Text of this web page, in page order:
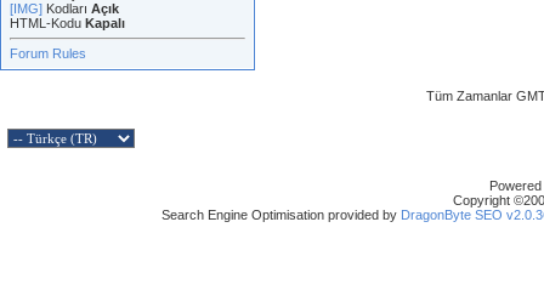
[IMG] Kodları Açık
HTML-Kodu Kapalı
Forum Rules
Tüm Zamanlar
Copyright
Search Engine Optimisation provided by DragonByte SEO